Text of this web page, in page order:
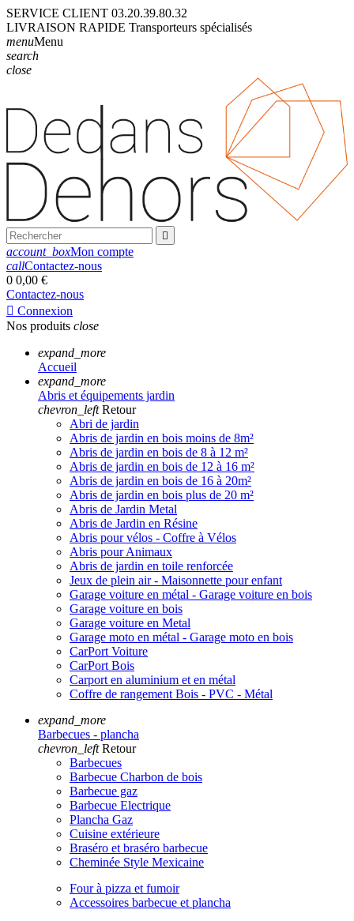
SERVICE CLIENT 03.20.39.80.32
LIVRAISON RAPIDE Transporteurs spécialisés
menuMenu
search
close

account_boxMon compte
callContactez-nous
0 0,00 €
Contactez-nous
 Connexion
Nos produits close
expand_more
Accueil
expand_more
Abris et équipements jardin
chevron_left Retour
Abri de jardin
Abris de jardin en bois moins de 8m²
Abris de jardin en bois de 8 à 12 m²
Abris de jardin en bois de 12 à 16 m²
Abris de jardin en bois de 16 à 20m²
Abris de jardin en bois plus de 20 m²
Abris de Jardin Metal
Abris de Jardin en Résine
Abris pour vélos - Coffre à Vélos
Abris pour Animaux
Abris de jardin en toile renforcée
Jeux de plein air - Maisonnette pour enfant
Garage voiture en métal - Garage voiture en bois
Garage voiture en bois
Garage voiture en Metal
Garage moto en métal - Garage moto en bois
CarPort Voiture
CarPort Bois
Carport en aluminium et en métal
Coffre de rangement Bois - PVC - Métal
expand_more
Barbecues - plancha
chevron_left Retour
Barbecues
Barbecue Charbon de bois
Barbecue gaz
Barbecue Electrique
Plancha Gaz
Cuisine extérieure
Braséro et braséro barbecue
Cheminée Style Mexicaine
Four à pizza et fumoir
Accessoires barbecue et plancha